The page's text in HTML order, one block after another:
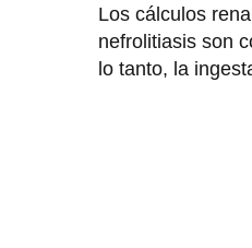
Los cálculos
nefrolitiasis son
lo tanto, la